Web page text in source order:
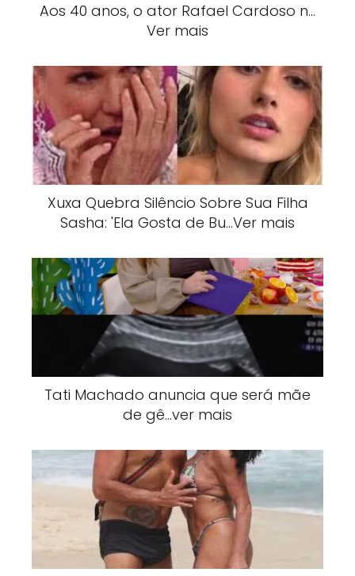
Aos 40 anos, o ator Rafael Cardoso n…
Ver mais
Xuxa Quebra Silêncio Sobre Sua Filha
Sasha: 'Ela Gosta de Bu…Ver mais
Tati Machado anuncia que será mãe
de gê…ver mais